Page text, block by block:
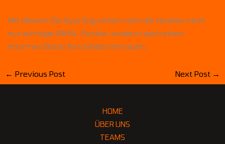
Mit diesem Derbyerfolg sichern sich die Huskies nicht
nur wichtige AWHL-Punkte, sondern auch einen
enormen Boost fürs Selbstvertrauen.
← Previous Post Next Post →
HOME
ÜBER UNS
TEAMS